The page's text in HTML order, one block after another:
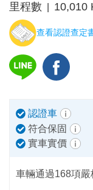
里程數
10,010
查看認證查定
認證車
符合保固
實車實價
車輛通過168項